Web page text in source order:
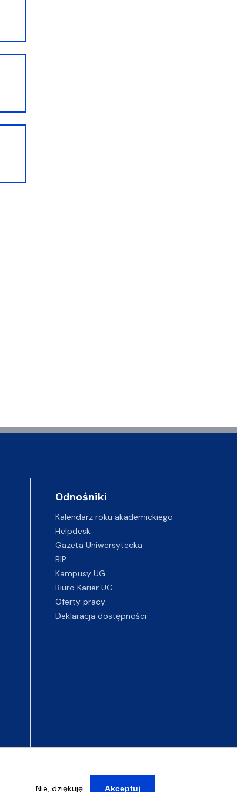
Nie, dziękuję Akceptuj
Odnośniki
Kalendarz roku akademickiego
Helpdesk
Gazeta Uniwersytecka
BIP
Kampusy UG
Biuro Karier UG
Oferty pracy
Deklaracja dostępności